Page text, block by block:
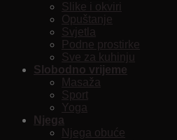
Slike i okviri
Opuštanje
Svjetla
Podne prostirke
Sve za kuhinju
Slobodno vrijeme
Masaža
Sport
Yoga
Njega
Njega obuće